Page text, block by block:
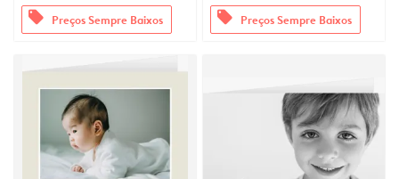
offers Preços Sempre Baixos offers Preços Sempre Baixos